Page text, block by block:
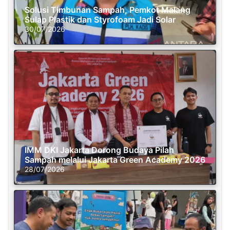
Solusi Timbunan Sampah, Pemkot Malang
Sulap Plastik dan Styrofoam Jadi Solar
30/07/2026
IMM DKI Jakarta Dorong Budaya Pilah
Sampah melalui Jakarta Green Academy 2026
28/07/2026